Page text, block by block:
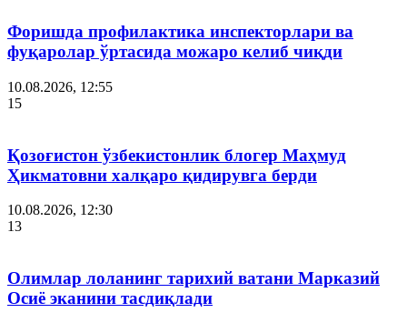
Форишда профилактика инспекторлари ва
фуқаролар ўртасида можаро келиб чиқди
10.08.2026, 12:55
15
Қозоғистон ўзбекистонлик блогер Маҳмуд
Ҳикматовни халқаро қидирувга берди
10.08.2026, 12:30
13
Олимлар лоланинг тарихий ватани Марказий
Осиё эканини тасдиқлади